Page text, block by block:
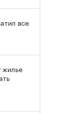
все
жилье